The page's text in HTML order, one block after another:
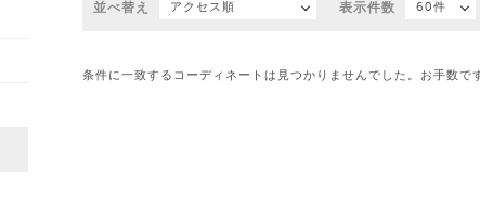
並べ替え アクセス順 表示件数 60件
条件に一致するコーディネートは見つかりませんでした。お手数で